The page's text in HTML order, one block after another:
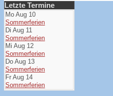
Letzte Termine
Mo Aug 10
Sommerferien
Di Aug 11
Sommerferien
Mi Aug 12
Sommerferien
Do Aug 13
Sommerferien
Fr Aug 14
Sommerferien